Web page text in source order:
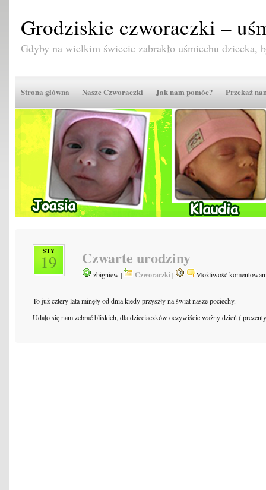
Grodziskie czworaczki –
Gdyby na wielkim świecie zabrakło uśmiechu dziecka,
Strona główna Nasze Czworaczki Jak nam pomóc? Przekaż
STY
19 Czwarte urodziny
zbigniew | Czworaczki| Możliwość
To już cztery lata minęły od dnia kiedy przyszły na świat nasze pociechy.
Udało się nam zebrać bliskich, dla dzieciaczków oczywiście ważny dzień (